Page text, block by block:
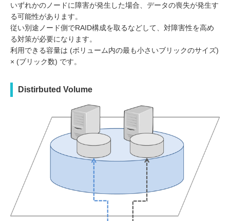
いずれかのノードに障害が発生した場合、データの喪失が発生す
る可能性があります。
従い別途ノード側でRAID構成を取るなどして、対障害性を高め
る対策が必要になります。
利用できる容量は (ボリューム内の最も小さいブリックのサイズ)
× (ブリック数) です。
Distirbuted Volume